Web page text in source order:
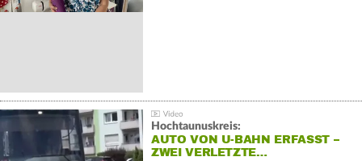
Hochtaunuskreis:
AUTO VON U-BAHN ERFASST –
ZWEI VERLETZTE…